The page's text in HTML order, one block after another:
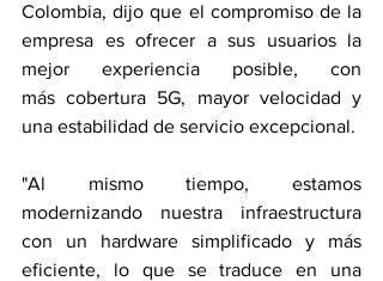
Colombia, dijo que el compromiso de la
empresa es ofrecer a sus usuarios la
mejor experiencia posible, con
más cobertura 5G, mayor velocidad y
una estabilidad de servicio excepcional.
"Al mismo tiempo, estamos
modernizando nuestra infraestructura
con un hardware simplificado y más
eficiente, lo que se traduce en una